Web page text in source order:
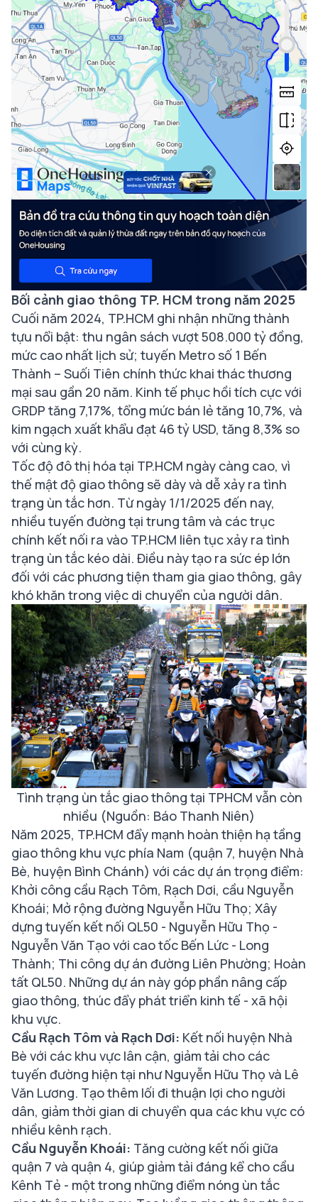
Bối cảnh giao thông TP. HCM trong năm 2025
Cuối năm 2024, TP.HCM ghi nhận những thành
tựu nổi bật: thu ngân sách vượt 508.000 tỷ đồng,
mức cao nhất lịch sử; tuyến Metro số 1 Bến
Thành – Suối Tiên chính thức khai thác thương
mại sau gần 20 năm. Kinh tế phục hồi tích cực với
GRDP tăng 7,17%, tổng mức bán lẻ tăng 10,7%, và
kim ngạch xuất khẩu đạt 46 tỷ USD, tăng 8,3% so
với cùng kỳ.
Tốc độ đô thị hóa tại TP.HCM ngày càng cao, vì
thế mật độ giao thông sẽ dày và dễ xảy ra tình
trạng ùn tắc hơn. Từ ngày 1/1/2025 đến nay,
nhiều tuyến đường tại trung tâm và các trục
chính kết nối ra vào TP.HCM liên tục xảy ra tình
trạng ùn tắc kéo dài. Điều này tạo ra sức ép lớn
đối với các phương tiện tham gia giao thông, gây
khó khăn trong việc di chuyển của người dân.
Tình trạng ùn tắc giao thông tại TPHCM vẫn còn
nhiều (Nguồn: Báo Thanh Niên)
Năm 2025, TP.HCM đẩy mạnh hoàn thiện hạ tầng
giao thông khu vực phía Nam (quận 7, huyện Nhà
Bè, huyện Bình Chánh) với các dự án trọng điểm:
Khởi công cầu Rạch Tôm, Rạch Dơi, cầu Nguyễn
Khoái; Mở rộng đường Nguyễn Hữu Thọ; Xây
dựng tuyến kết nối QL50 - Nguyễn Hữu Thọ -
Nguyễn Văn Tạo với cao tốc Bến Lức - Long
Thành; Thi công dự án đường Liên Phường; Hoàn
tất QL50. Những dự án này góp phần nâng cấp
giao thông, thúc đẩy phát triển kinh tế - xã hội
khu vực.
Cầu Rạch Tôm và Rạch Dơi: Kết nối huyện Nhà
Bè với các khu vực lân cận, giảm tải cho các
tuyến đường hiện tại như Nguyễn Hữu Thọ và Lê
Văn Lương. Tạo thêm lối đi thuận lợi cho người
dân, giảm thời gian di chuyển qua các khu vực có
nhiều kênh rạch.
Cầu Nguyễn Khoái: Tăng cường kết nối giữa
quận 7 và quận 4, giúp giảm tải đáng kể cho cầu
Kênh Tẻ - một trong những điểm nóng ùn tắc